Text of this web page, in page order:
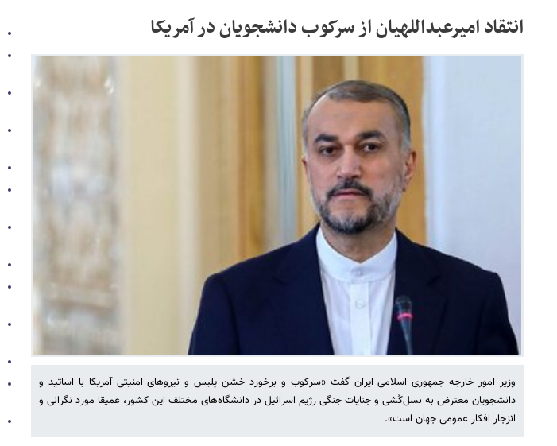
انتقاد امیرعبداللهیان از سرکوب دانشجویان در آمریکا
وزیر امور خارجه جمهوری اسلامی ایران گفت «سرکوب و برخورد خشن پلیس و نیروهای امنیتی آمریکا با اساتید و
دانشجویان معترض به نسل‌کُشی و جنایات جنگی رژیم اسرائیل در دانشگاه‌های مختلف این کشور، عمیقا مورد نگرانی و
انزجار افکار عمومی جهان است».